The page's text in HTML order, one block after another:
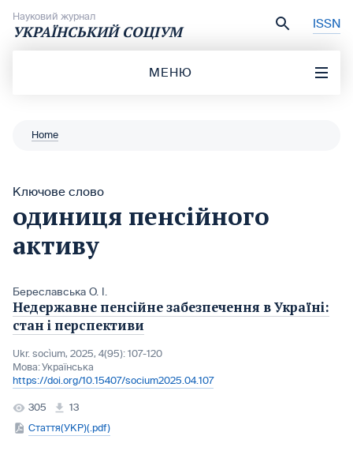
Науковий журнал
УКРАЇНСЬКИЙ СОЦІУМ ISSN
МЕНЮ
Home
Ключове слово
одиниця пенсійного
активу
Береславська О. І.
Недержавне пенсійне забезпечення в Україні:
стан і перспективи
Ukr. socìum, 2025, 4(95): 107-120
Мова:Українська
https://doi.org/10.15407/socium2025.04.107
305
13
Стаття(УКР)(.pdf)